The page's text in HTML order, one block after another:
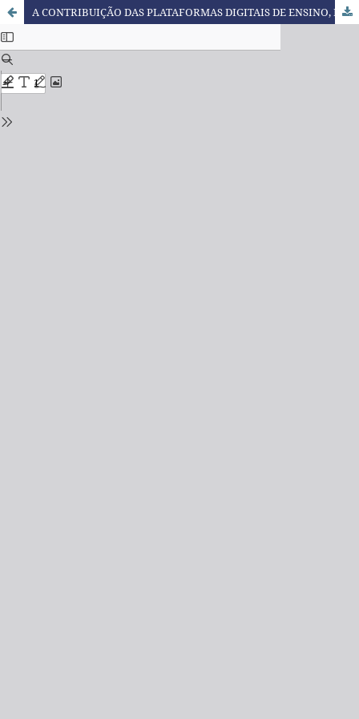
A CONTRIBUIÇÃO DAS PLATAFORMAS DIGITAIS DE ENSINO, DIANTE DA PANDEMIA